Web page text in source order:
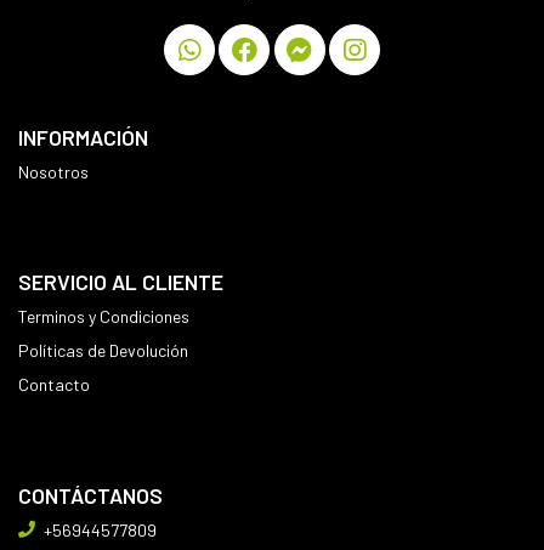
INFORMACIÓN
Nosotros
SERVICIO AL CLIENTE
Terminos y Condiciones
Políticas de Devolución
Contacto
CONTÁCTANOS
+56944577809